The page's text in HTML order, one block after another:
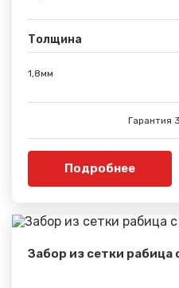
Толщина
1,8мм
Гарантия
Подробнее
Забор из сетки